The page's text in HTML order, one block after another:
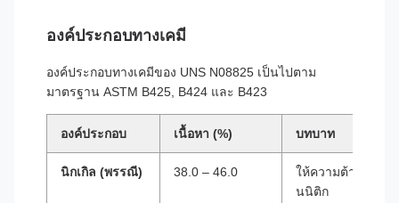
องค์ประกอบทางเคมี
องค์ประกอบทางเคมีของ UNS N08825 เป็นไปตาม
มาตรฐาน ASTM B425, B424 และ B423
องค์ประกอบ เนื้อหา (%) บทบาท
นิกเกิล (พรรณี) 38.0 – 46.0
ให้ความต้านทาน
นนิติก